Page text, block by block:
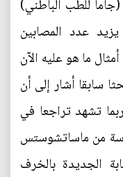
للطب الباطني)
عدد المصابين
إلى ثلاثة أمثال ما هو عليه الآن
سابقا أشار إلى أن
تشهد تراجعا في
من ماساتشوستس
الجديدة بالخرف